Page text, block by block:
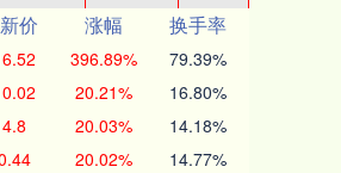
价 涨幅
换手率
396.89% 79.39%
20.21% 16.80%
20.03% 14.18%
20.02% 14.77%